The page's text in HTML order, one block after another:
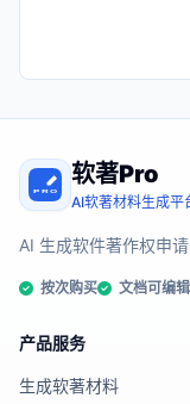
软著Pro
AI软著材料生成平
AI 生成软件著作权申
按次购买 文档可编辑
产品服务
生成软著材料